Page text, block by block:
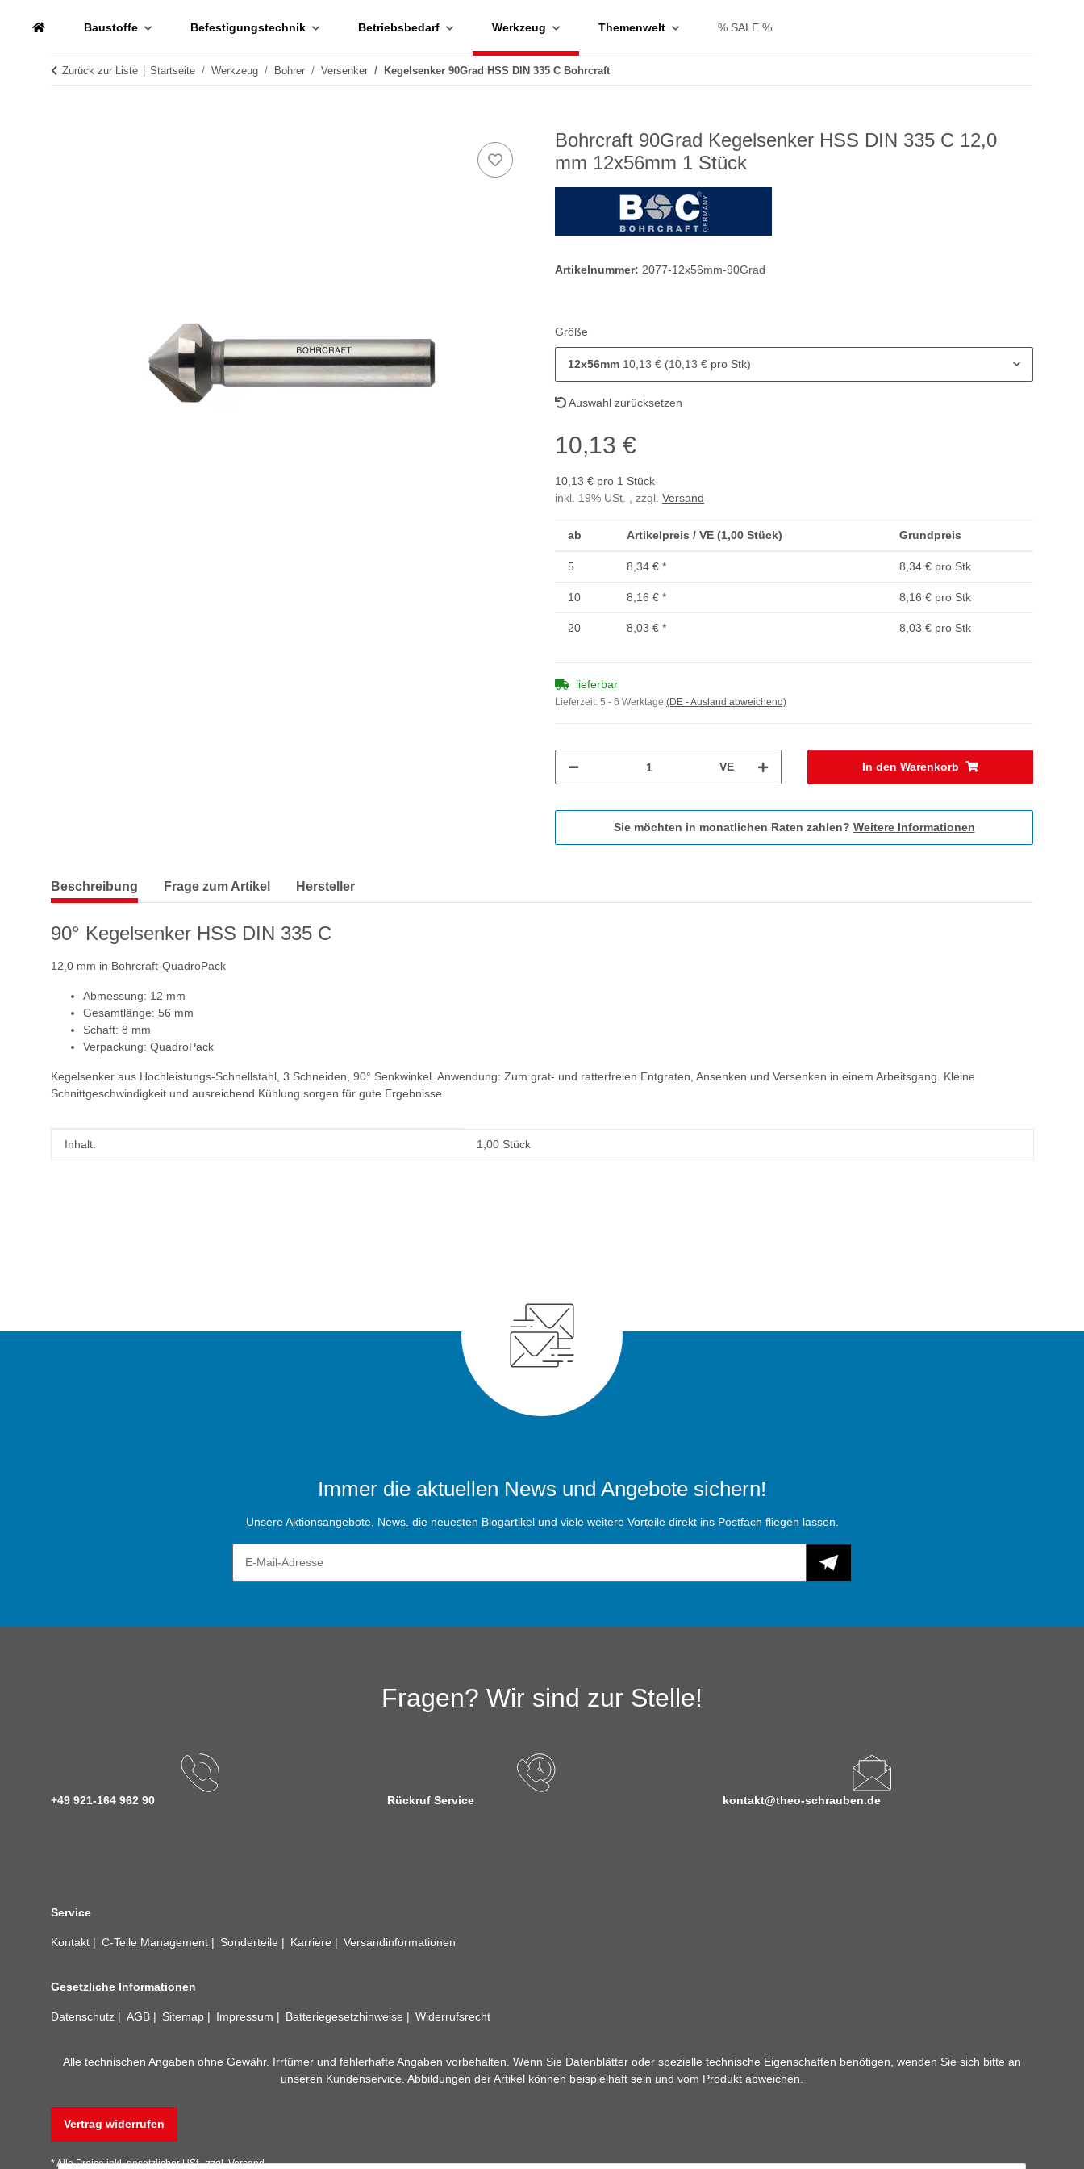
Baustoffe Befestigungstechnik Betriebsbedarf Werkzeug Themenwelt % SALE %
Zurück zur Liste Startseite Werkzeug Bohrer Versenker Kegelsenker 90Grad HSS DIN 335 C Bohrcraft
Bohrcraft 90Grad Kegelsenker HSS DIN 335 C 12,0
mm 12x56mm 1 Stück
Artikelnummer: 2077-12x56mm-90Grad
Größe
12x56mm 10,13 € (10,13 € pro Stk)
Auswahl zurücksetzen
10,13 €
10,13 € pro 1 Stück
inkl. 19% USt. , zzgl. Versand
ab Artikelpreis / VE (1,00 Stück) Grundpreis
5 8,34 € * 8,34 € pro Stk
10 8,16 € * 8,16 € pro Stk
20 8,03 € * 8,03 € pro Stk
lieferbar
Lieferzeit: 5 - 6 Werktage (DE - Ausland abweichend)
VE In den Warenkorb
Sie möchten in monatlichen Raten zahlen? Weitere Informationen
Beschreibung Frage zum Artikel Hersteller
90° Kegelsenker HSS DIN 335 C
12,0 mm in Bohrcraft-QuadroPack
Abmessung: 12 mm
Gesamtlänge: 56 mm
Schaft: 8 mm
Verpackung: QuadroPack
Kegelsenker aus Hochleistungs-Schnellstahl, 3 Schneiden, 90° Senkwinkel. Anwendung: Zum grat- und ratterfreien Entgraten, Ansenken und Versenken in einem Arbeitsgang. Kleine
Schnittgeschwindigkeit und ausreichend Kühlung sorgen für gute Ergebnisse.
Produkteigenschaft
Wert
Inhalt: 1,00 Stück
Immer die aktuellen News und Angebote sichern!
Unsere Aktionsangebote, News, die neuesten Blogartikel und viele weitere Vorteile direkt ins Postfach fliegen lassen.
Fragen? Wir sind zur Stelle!
+49 921-164 962 90 Rückruf Service kontakt@theo-schrauben.de
Service
Kontakt C-Teile Management Sonderteile Karriere Versandinformationen
Gesetzliche Informationen
Datenschutz AGB Sitemap Impressum Batteriegesetzhinweise Widerrufsrecht
Alle technischen Angaben ohne Gewähr. Irrtümer und fehlerhafte Angaben vorbehalten. Wenn Sie Datenblätter oder spezielle technische Eigenschaften benötigen, wenden Sie sich bitte an
unseren Kundenservice. Abbildungen der Artikel können beispielhaft sein und vom Produkt abweichen.
Vertrag widerrufen
* Alle Preise inkl. gesetzlicher USt., zzgl.Versand